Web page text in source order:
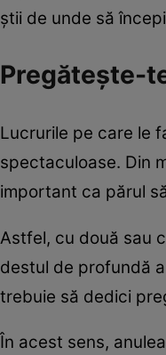
ştii de unde să
Pregăteşte-
Lucrurile pe care le
spectaculoase. Din
important ca părul
Astfel, cu două sau
destul de profundă
trebuie să dedici
În acest sens,